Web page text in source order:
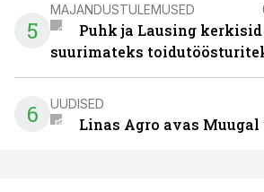
5
MAJANDUSTULEMUSED
Puhk ja Lausing
suurimateks
6 UUDISED
Linas Agro avas